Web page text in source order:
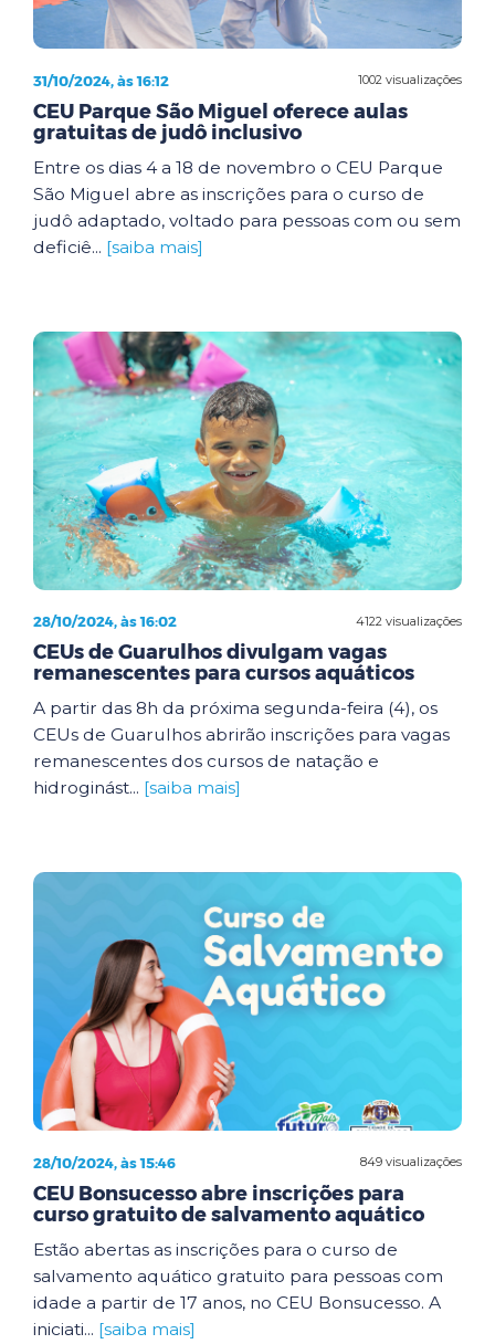
1002 visualizações
31/10/2024, às 16:12
CEU Parque São Miguel oferece aulas
gratuitas de judô inclusivo
Entre os dias 4 a 18 de novembro o CEU Parque
São Miguel abre as inscrições para o curso de
judô adaptado, voltado para pessoas com ou sem
deficiê... [saiba mais]
4122 visualizações
28/10/2024, às 16:02
CEUs de Guarulhos divulgam vagas
remanescentes para cursos aquáticos
A partir das 8h da próxima segunda-feira (4), os
CEUs de Guarulhos abrirão inscrições para vagas
remanescentes dos cursos de natação e
hidroginást... [saiba mais]
849 visualizações
28/10/2024, às 15:46
CEU Bonsucesso abre inscrições para
curso gratuito de salvamento aquático
Estão abertas as inscrições para o curso de
salvamento aquático gratuito para pessoas com
idade a partir de 17 anos, no CEU Bonsucesso. A
iniciati... [saiba mais]